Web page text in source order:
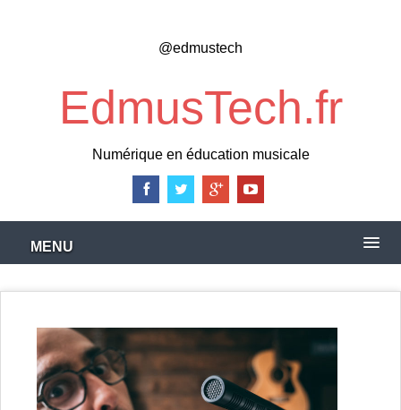
@edmustech
EdmusTech.fr
Numérique en éducation musicale
MENU